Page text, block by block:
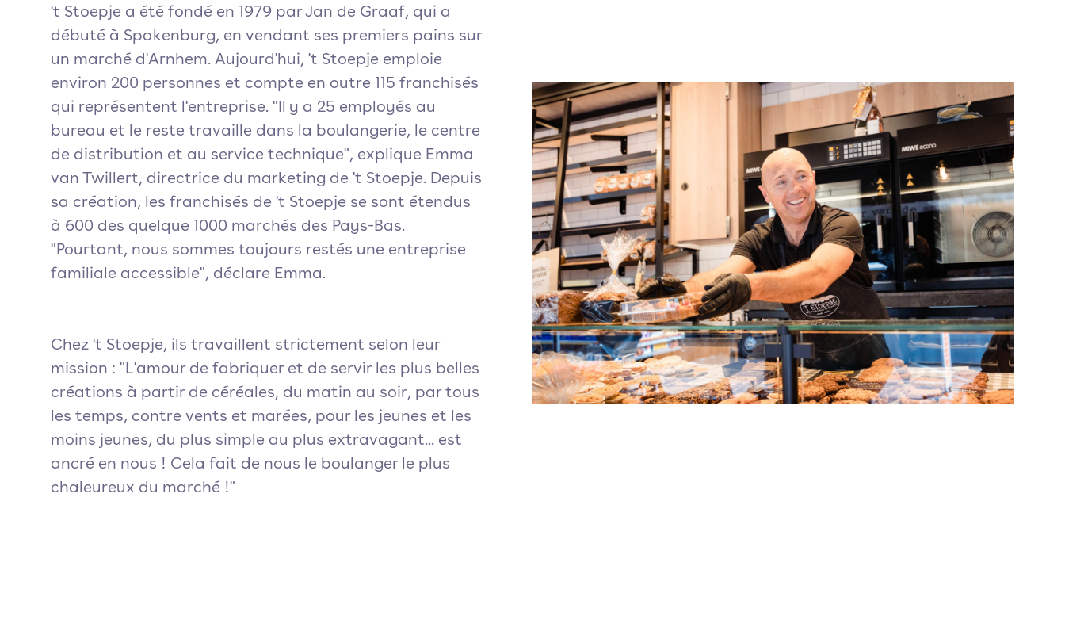
't Stoepje a été fondé en 1979 par Jan de Graaf, qui a
débuté à Spakenburg, en vendant ses premiers pains sur
un marché d'Arnhem. Aujourd'hui, 't Stoepje emploie
environ 200 personnes et compte en outre 115 franchisés
qui représentent l'entreprise. "Il y a 25 employés au
bureau et le reste travaille dans la boulangerie, le centre
de distribution et au service technique", explique Emma
van Twillert, directrice du marketing de 't Stoepje. Depuis
sa création, les franchisés de 't Stoepje se sont étendus
à 600 des quelque 1000 marchés des Pays-Bas.
"Pourtant, nous sommes toujours restés une entreprise
familiale accessible", déclare Emma.
Chez 't Stoepje, ils travaillent strictement selon leur
mission : "L'amour de fabriquer et de servir les plus belles
créations à partir de céréales, du matin au soir, par tous
les temps, contre vents et marées, pour les jeunes et les
moins jeunes, du plus simple au plus extravagant... est
ancré en nous ! Cela fait de nous le boulanger le plus
chaleureux du marché !"